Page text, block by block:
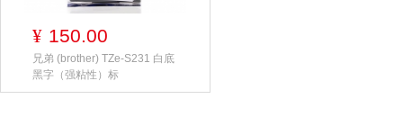
¥ 150.00
兄弟 (brother) TZe-S231 白底
黑字（强粘性）标